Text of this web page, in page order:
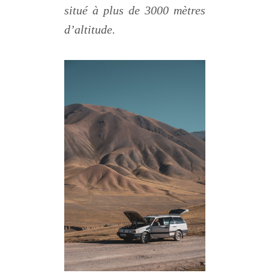
situé à plus de 3000 mètres
d’altitude.